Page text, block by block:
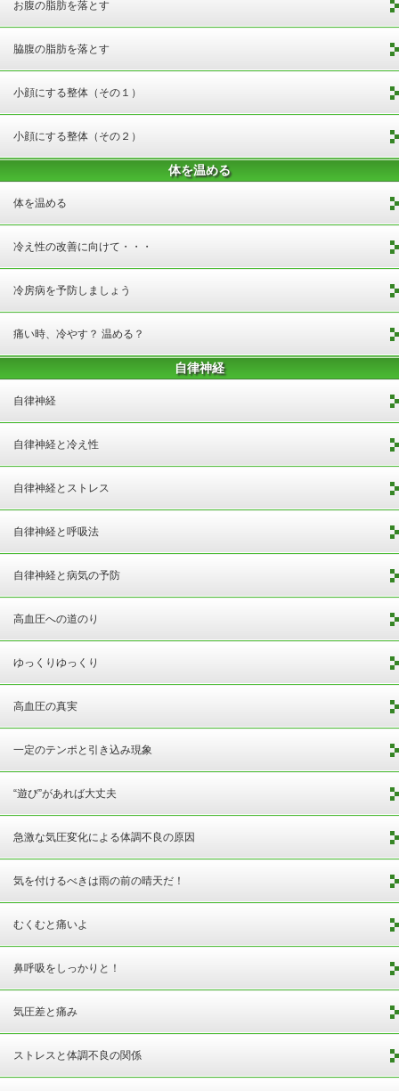
お腹の脂肪を落とす
脇腹の脂肪を落とす
小顔にする整体（その１）
小顔にする整体（その２）
体を温める
体を温める
冷え性の改善に向けて・・・
冷房病を予防しましょう
痛い時、冷やす？ 温める？
自律神経
自律神経
自律神経と冷え性
自律神経とストレス
自律神経と呼吸法
自律神経と病気の予防
高血圧への道のり
ゆっくりゆっくり
高血圧の真実
一定のテンポと引き込み現象
“遊び”があれば大丈夫
急激な気圧変化による体調不良の原因
気を付けるべきは雨の前の晴天だ！
むくむと痛いよ
鼻呼吸をしっかりと！
気圧差と痛み
ストレスと体調不良の関係